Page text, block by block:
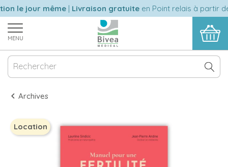
le jour même|Livraison gratuiteen Point relais à partir de
MENU
Archives
Location